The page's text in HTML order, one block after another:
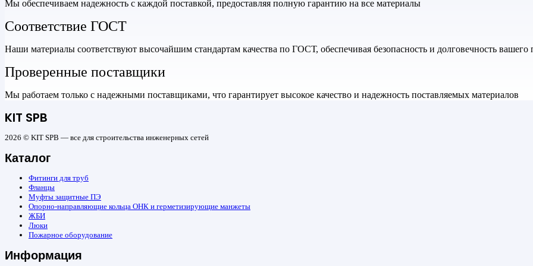
Мы обеспечиваем надежность с каждой поставкой, предоставляя полную гарантию на все материалы
Соответствие ГОСТ
Наши материалы соответствуют высочайшим стандартам качества по ГОСТ, обеспечивая безопасность и долговечность вашего
Проверенные поставщики
Мы работаем только с надежными поставщиками, что гарантирует высокое качество и надежность поставляемых материалов
KIT SPB
2026 © KIT SPB — все для строительства инженерных сетей
Каталог
Фитинги для труб
Фланцы
Муфты защитные ПЭ
Опорно-направляющие кольца ОНК и герметизирующие манжеты
ЖБИ
Люки
Пожарное оборудование
Информация